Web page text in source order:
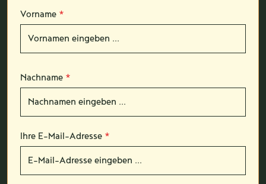
Vorname *
Nachname *
Ihre E-Mail-Adresse *